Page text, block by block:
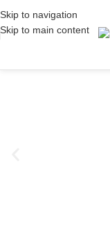
Skip to navigation
Skip to main content